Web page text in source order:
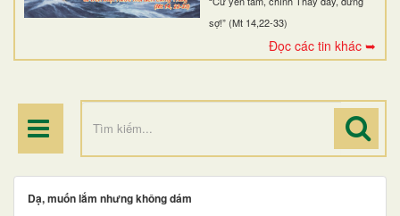
sợ!” (Mt 14,22-33)
Đọc các tin khác ➥
ĐIỂM HÀNH HƯƠNG
Dạ, muốn lắm nhưng không dám